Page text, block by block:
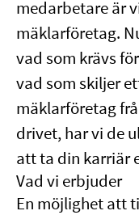
medarbetare är
mäklarföretag.
vad som krävs
vad som skiljer
mäklarföretag
drivet, har vi de
att ta din karriär
Vad vi erbjuder
En möjlighet att